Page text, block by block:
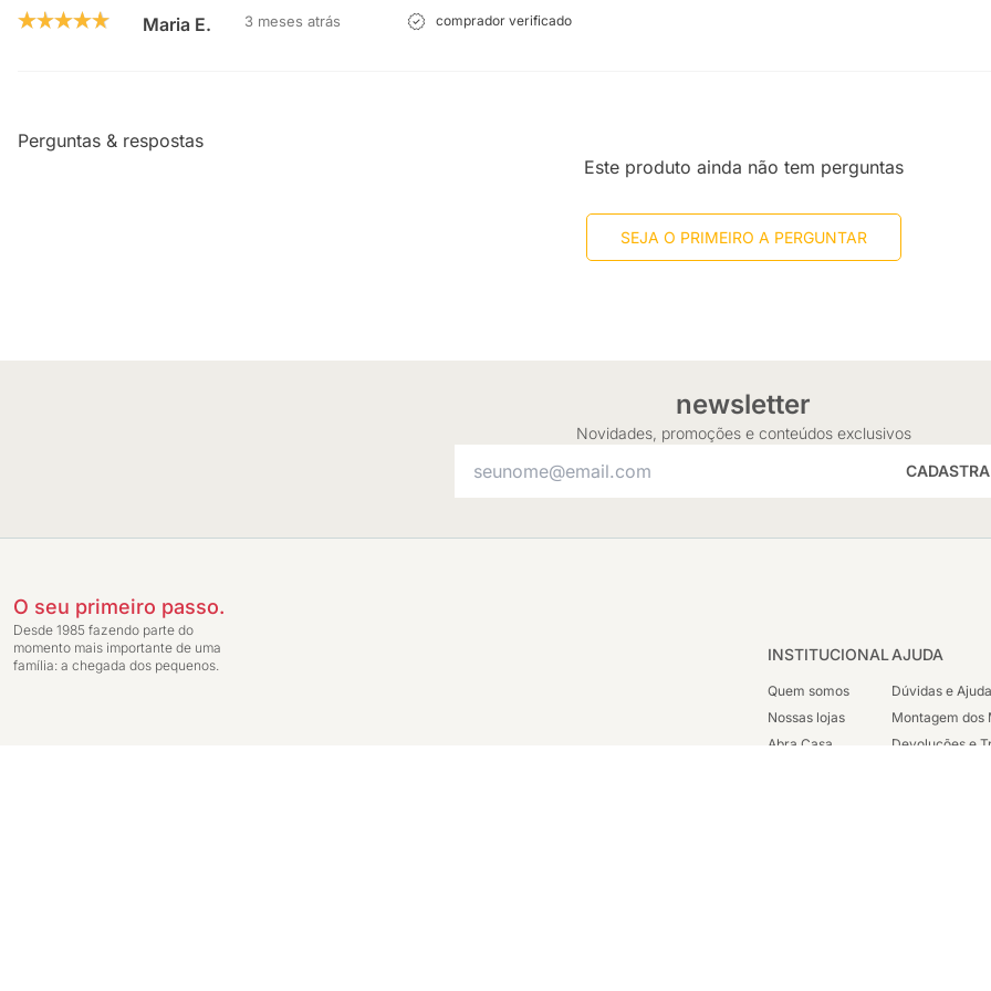
Maria E. 3 meses atrás comprador verificado
Perguntas & respostas
Este produto ainda não tem perguntas
SEJA O PRIMEIRO A PERGUNTAR
newsletter
Novidades, promoções e conteúdos exclusivos
O seu primeiro passo.
Desde 1985 fazendo parte do
momento mais importante de uma
família: a chegada dos pequenos.
INSTITUCIONAL
Quem somos
Nossas lojas
Abra Casa
AJUDA
Dúvidas e
Montagem dos
Devoluções e